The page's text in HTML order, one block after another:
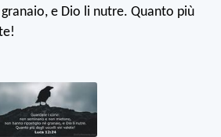
e Dio li nutre. Quanto più